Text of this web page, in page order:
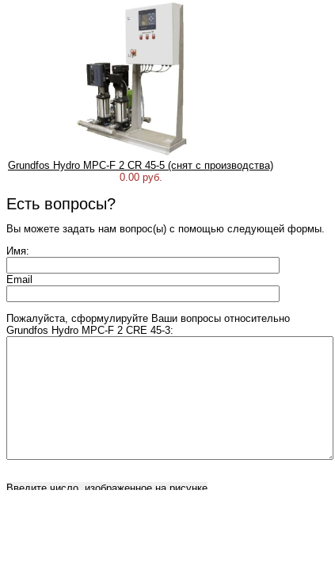
Grundfos Hydro MPC-F 2 CR 45-5 (снят с производства)
0.00 руб.
Есть вопросы?
Вы можете задать нам вопрос(ы) с помощью следующей формы.
Имя:
Email
Пожалуйста, сформулируйте Ваши вопросы относительно
Grundfos Hydro MPC-F 2 CRE 45-3:
Введите число, изображенное на рисунке